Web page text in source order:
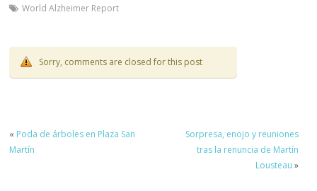
World Alzheimer Report
Sorry, comments are closed for this post
« Poda de árboles en Plaza San
Martín
Sorpresa, enojo y reuniones
tras la renuncia de Martín
Lousteau »